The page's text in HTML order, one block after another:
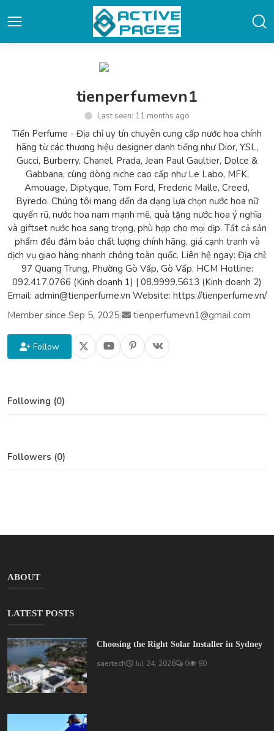
tienperfumevn1
Last seen: 11 months ago
Tiến Perfume - Địa chỉ uy tín chuyên cung cấp nước hoa chính
hãng từ các thương hiệu designer danh tiếng như Dior, YSL,
Gucci, Burberry, Chanel, Prada, Jean Paul Gaultier, Dolce &
Gabbana, cùng dòng niche cao cấp như Le Labo, MFK,
Amouage, Diptyque, Tom Ford, Frederic Malle, Creed,
Byredo. Chúng tôi mang đến đa dạng lựa chọn nước hoa nữ
quyến rũ, nước hoa nam mạnh mẽ, quà tặng nước hoa ý nghĩa
và giftset nước hoa sang trọng, phù hợp cho mọi dịp. Tất cả sản
phẩm đều đảm bảo chất lượng chính hãng, giá cạnh tranh và
dịch vụ giao hàng nhanh chóng toàn quốc. Liên hệ ngay: Địa chỉ:
97 Quang Trung, Phường Gò Vấp, Gò Vấp, HCM Hotline:
092.417.0766 (Kinh doanh 1) | 08.9999.5613 (Kinh doanh 2)
Email: admin@tienperfume.vn Website: https://tienperfume.vn/
Member since Sep 5, 2025| tienperfumevn1@gmail.com
Follow
Following (0)
Followers (0)
ABOUT
LATEST POSTS
Choosing the Right Solar Installer in Sydney
saertech Jul 24, 2026 0 80